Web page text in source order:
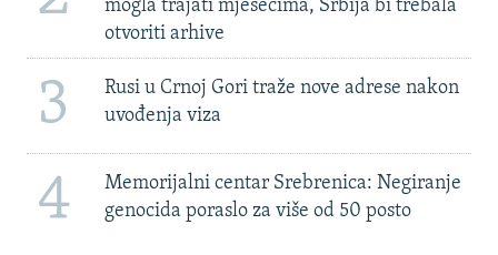
mogla trajati mjesecima, Srbija bi trebala
otvoriti arhive
3
Rusi u Crnoj Gori traže nove adrese nakon
uvođenja viza
4
Memorijalni centar Srebrenica: Negiranje
genocida poraslo za više od 50 posto